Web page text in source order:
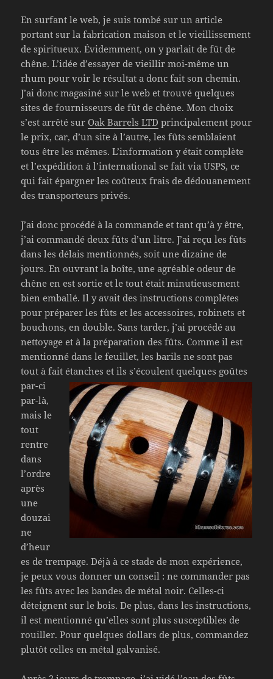
En surfant le web, je suis tombé sur un article
portant sur la fabrication maison et le vieillissement
de spiritueux. Évidemment, on y parlait de fût de
chêne. L’idée d’essayer de vieillir moi-même un
rhum pour voir le résultat a donc fait son chemin.
J’ai donc magasiné sur le web et trouvé quelques
sites de fournisseurs de fût de chêne. Mon choix
s’est arrêté sur Oak Barrels LTD principalement pour
le prix, car, d’un site à l’autre, les fûts semblaient
tous être les mêmes. L’information y était complète
et l’expédition à l’international se fait via USPS, ce
qui fait épargner les coûteux frais de dédouanement
des transporteurs privés.
J’ai donc procédé à la commande et tant qu’à y être,
j’ai commandé deux fûts d’un litre. J’ai reçu les fûts
dans les délais mentionnés, soit une dizaine de
jours. En ouvrant la boîte, une agréable odeur de
chêne en est sortie et le tout était minutieusement
bien emballé. Il y avait des instructions complètes
pour préparer les fûts et les accessoires, robinets et
bouchons, en double. Sans tarder, j’ai procédé au
nettoyage et à la préparation des fûts. Comme il est
mentionné dans le feuillet, les barils ne sont pas
tout à fait étanches et ilss’écoulent quelques goûtes
par-ci
par-là,
mais le
tout
rentre
dans
l’ordre
après
une
douzai
ne
d’heur
es de trempage. Déjà à ce stade de mon expérience,
je peux vous donner un conseil : ne commander pas
les fûts avec les bandes de métal noir. Celles-ci
déteignent sur le bois. De plus, dans les instructions,
il est mentionné qu’elles sont plus susceptibles de
rouiller. Pour quelques dollars de plus, commandez
plutôt celles en métal galvanisé.